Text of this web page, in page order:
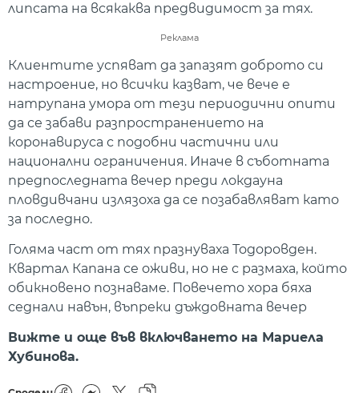
липсата на всякаква предвидимост за тях.
Реклама
Клиентите успяват да запазят доброто си
настроение, но всички казват, че вече е
натрупана умора от тези периодични опити
да се забави разпространението на
коронавируса с подобни частични или
национални ограничения. Иначе в съботната
предпоследната вечер преди локдауна
пловдивчани излязоха да се позабавляват като
за последно.
Голяма част от тях празнуваха Тодоровден.
Квартал Капана се оживи, но не с размаха, който
обикновено познаваме. Повечето хора бяха
седнали навън, въпреки дъждовната вечер
Вижте и още във включването на Мариела
Хубинова.